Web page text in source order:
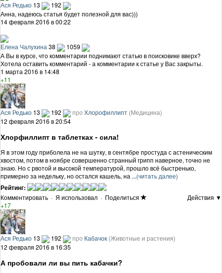
Ася Редько 13
192
Анна, надеюсь статья будет полезной для вас)))
14 февраля 2016 в 00:22
Елена Чалухина 38
1059
А Вы в курсе, что комментарии поднимают статью в поисковике вверх?
Хотела оставить комментарий - а комментарии к статье у Вас закрыты.
1 марта 2016 в 14:48
+11
Ася Редько 13 192 про Хлорофиллипт (Медицина)
12 февраля 2016 в 20:54
Хлорфиллипт в таблетках - сила!
Я в этом году приболела не на шутку, в сентябре простуда с астеническим
хвостом, потом в ноябре совершенно странный грипп наверное, точно не
знаю. Но с рвотой и высокой температурой, прошло всё быстренько,
примерно за недельку, но остался кашель, на ...(читать далее)
Рейтинг:
Комментировать · Я использовал · Поделиться
Действия ▼
+17
Ася Редько 13 192 про Кабачок (Животные и растения)
12 февраля 2016 в 16:35
А пробовали ли вы пить кабачки?